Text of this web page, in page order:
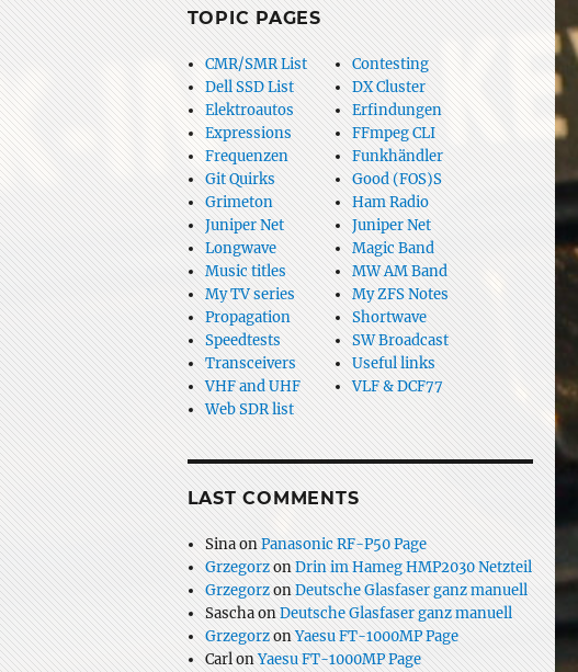
TOPIC PAGES
CMR/SMR List
Contesting
Dell SSD List
DX Cluster
Elektroautos
Erfindungen
Expressions
FFmpeg CLI
Frequenzen
Funkhändler
Git Quirks
Good (FOS)S
Grimeton
Ham Radio
Juniper Net
Juniper Net
Longwave
Magic Band
Music titles
MW AM Band
My TV series
My ZFS Notes
Propagation
Shortwave
Speedtests
SW Broadcast
Transceivers
Useful links
VHF and UHF
VLF & DCF77
Web SDR list
LAST COMMENTS
SinaonPanasonic RF-P50 Page
GrzegorzonDrin im Hameg HMP2030 Netzteil
GrzegorzonDeutsche Glasfaser ganz manuell
SaschaonDeutsche Glasfaser ganz manuell
GrzegorzonYaesu FT-1000MP Page
CarlonYaesu FT-1000MP Page